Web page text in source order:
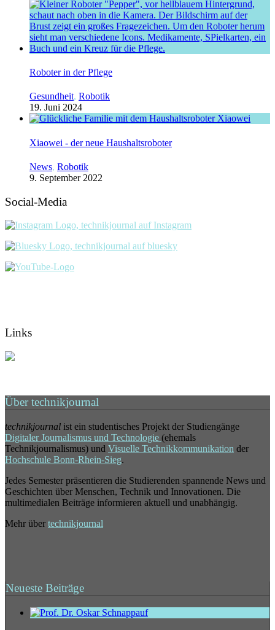
Roboter in der Pflege
Gesundheit, Robotik
19. Juni 2024
Xiaowei - der neue Haushaltsroboter
News, Robotik
9. September 2022
Social-Media
Links
Über technikjournal
technikjournal ist ein studentisches Projekt der Studiengänge
Digitaler Journalismus und Technologie (ehemals
Technikjournalismus) und Visuelle Technikkommunikation der
Hochschule Bonn-Rhein-Sieg.
Jedes Semester präsentieren die Studierenden spannende News und
Geschichten über Menschen, Technik und Innovationen. Die
multimedialen Beiträge informieren aktuell und unabhängig.
Mehr über technikjournal
Neueste Beiträge